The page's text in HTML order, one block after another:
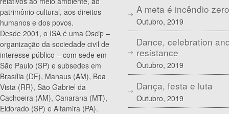
patrimônio cultural, aos direitos
humanos e dos povos.
Desde 2001, o ISA é uma Oscip –
organização da sociedade civil de
interesse público – com sede em
São Paulo (SP) e subsedes em
Brasília (DF), Manaus (AM), Boa
Vista (RR), São Gabriel da
Cachoeira (AM), Canarana (MT),
Eldorado (SP) e Altamira (PA).
A meta é incêndio zero
Outubro, 2019
Dance, celebration
resistance
Outubro, 2019
Dança, festa e luta
Outubro, 2019